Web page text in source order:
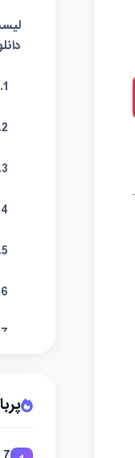
1. فارسروید (Farsroid)
2. اپ دی ال (Appdl)
3. اندروید گذر (Android Gozar)
4. سافت 98 (Soft98)
5. یاس دانلود (YasDL)
6. بازیاتو (Baziato)
7. مودروید (Modroid – خارجی)
9. گت اندروید (GetAndroid)